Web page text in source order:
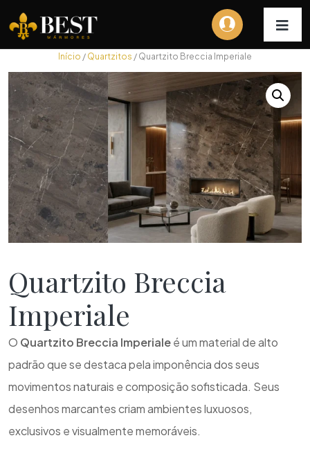
Início / Quartzitos / Quartzito Breccia Imperiale
Quartzito Breccia
Imperiale
O Quartzito Breccia Imperialeé um material de alto
padrão que se destaca pela imponência dos seus
movimentos naturais e composição sofisticada. Seus
desenhos marcantes criam ambientes luxuosos,
exclusivos e visualmente memoráveis.